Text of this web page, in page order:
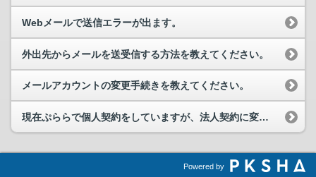
Webメールで送信エラーが出ます。
外出先からメールを送受信する方法を教えてください。
メールアカウントの変更手続きを教えてください。
現在ぷららで個人契約をしていますが、法人契約に変更できますか。
Powered by